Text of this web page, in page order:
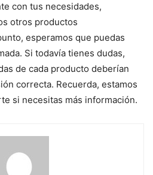
con tus necesidades,
otros productos
esperamos que puedas
Si todavía tienes dudas,
de cada producto deberían
correcta. Recuerda, estamos
si necesitas más información.